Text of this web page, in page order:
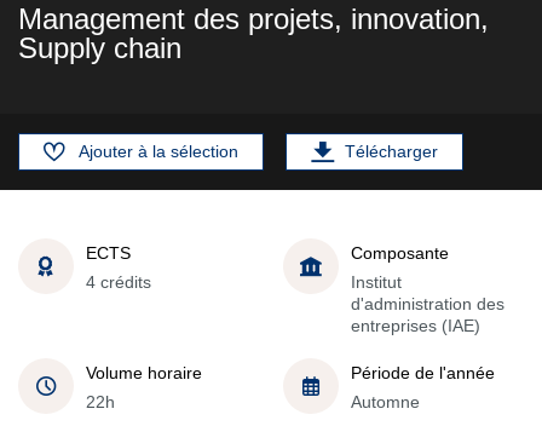
Management des projets, innovation,
Supply chain
Ajouter à la sélection Télécharger
ECTS
4 crédits
Composante
Institut
d'administration des
entreprises (IAE)
Volume horaire
22h
Période de l'année
Automne